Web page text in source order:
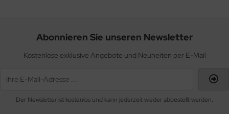
Abonnieren Sie unseren Newsletter
Kostenlose exklusive Angebote und Neuheiten per E-Mail
Der Newsletter ist kostenlos und kann jederzeit wieder abbestellt werden.